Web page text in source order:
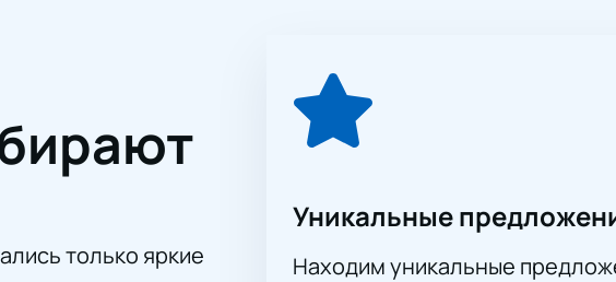
Билеты можно приобрести
вечер, наполненный изяществом и красотой классического балета в
только яркие
Уникальные
Находим уникальные